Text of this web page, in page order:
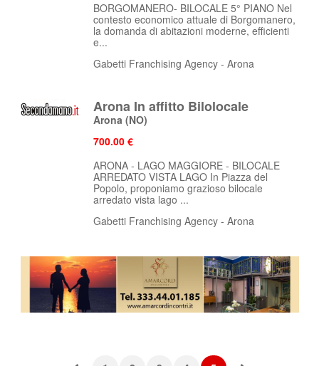
BORGOMANERO- BILOCALE 5° PIANO Nel
contesto economico attuale di Borgomanero,
la domanda di abitazioni moderne, efficienti
e...
Gabetti Franchising Agency - Arona
Arona In affitto Bilolocale
Arona (NO)
700.00 €
ARONA - LAGO MAGGIORE - BILOCALE
ARREDATO VISTA LAGO In Piazza del
Popolo, proponiamo grazioso bilocale
arredato vista lago ...
Gabetti Franchising Agency - Arona